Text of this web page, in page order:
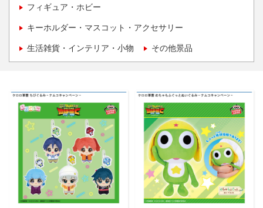
フィギュア・ホビー
キーホルダー・マスコット・アクセサリー
生活雑貨・インテリア・小物 その他景品